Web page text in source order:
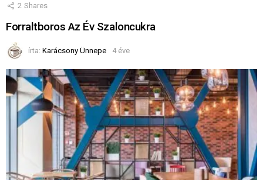
2 Shares
Forraltboros Az Év Szaloncukra
írta: Karácsony Ünnepe 4 éve